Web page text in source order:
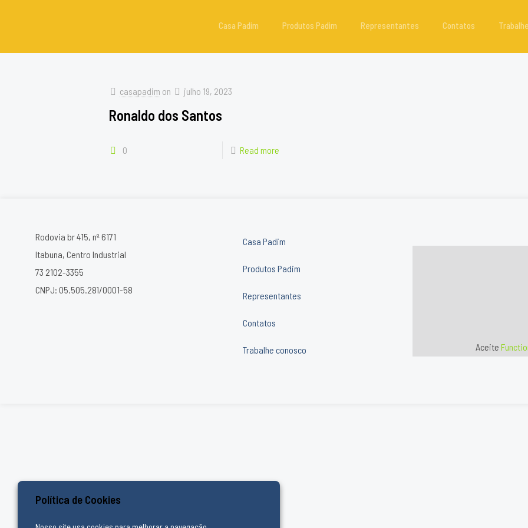
Casa Padim Produtos Padim Representantes Contatos
casapadim on julho 19, 2023
Ronaldo dos Santos
0 Read more
Rodovia br 415, nº 6171
Itabuna, Centro Industrial
73 2102-3355
CNPJ: 05.505.281/0001-58
Casa Padim
Produtos Padim
Representantes
Contatos
Trabalhe conosco Aceite
Política de Cookies